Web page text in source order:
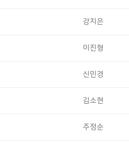
강지은
이진형
신민경
김소현
주정순